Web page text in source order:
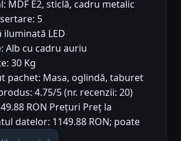
MDF E2, sticlă, cadru metalic
5
iluminată LED
Alb cu cadru auriu
30 Kg
pachet: Masa, oglindă, taburet
4.75/5 (nr. recenzii: 20)
RON Prețuri Preț la
datelor: 1149.88 RON; poate